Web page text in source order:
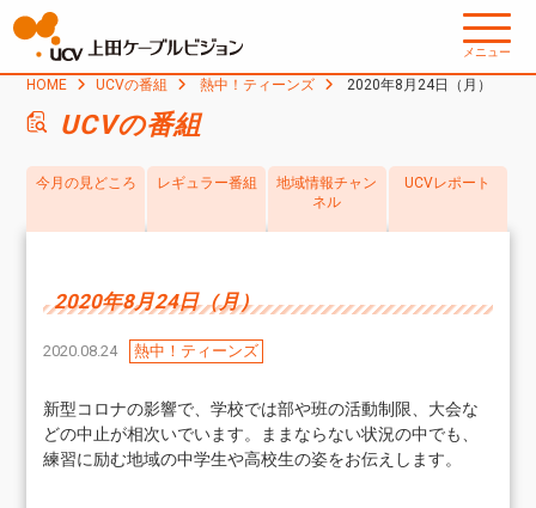
メニュー
HOME UCVの番組 熱中！ティーンズ 2020年8月24日（月）
UCVの番組
今月の見どころ レギュラー番組
地域情報チャン
ネル
UCVレポート
2020年8月24日（月）
2020.08.24 熱中！ティーンズ
新型コロナの影響で、学校では部や班の活動制限、大会な
どの中止が相次いでいます。ままならない状況の中でも、
練習に励む地域の中学生や高校生の姿をお伝えします。